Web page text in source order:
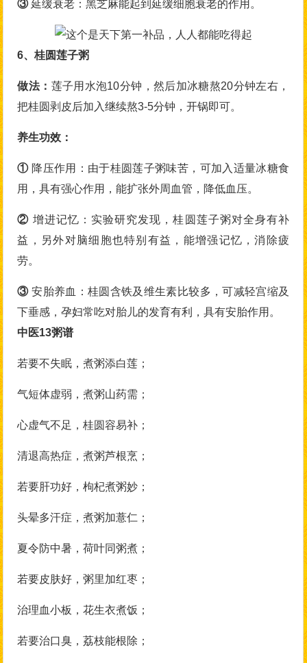
③延缓衰老：黑芝麻能起到延缓细胞衰老的作用。
6、桂圆莲子粥
做法： 莲子用水泡10分钟，然后加冰糖熬20分钟左右，
把桂圆剥皮后加入继续熬3-5分钟，开锅即可。
养生功效：
① 降压作用：由于桂圆莲子粥味苦，可加入适量冰糖食
用，具有强心作用，能扩张外周血管，降低血压。
② 增进记忆：实验研究发现，桂圆莲子粥对全身有补
益，另外对脑细胞也特别有益，能增强记忆，消除疲
劳。
③安胎养血：桂圆含铁及维生素比较多，可减轻宫缩及
下垂感，孕妇常吃对胎儿的发育有利，具有安胎作用。
中医13粥谱
若要不失眠，煮粥添白莲；
气短体虚弱，煮粥山药需；
心虚气不足，桂圆容易补；
清退高热症，煮粥芦根烹；
若要肝功好，枸杞煮粥妙；
头晕多汗症，煮粥加薏仁；
夏令防中暑，荷叶同粥煮；
若要皮肤好，粥里加红枣；
治理血小板，花生衣煮饭；
若要治口臭，荔枝能根除；